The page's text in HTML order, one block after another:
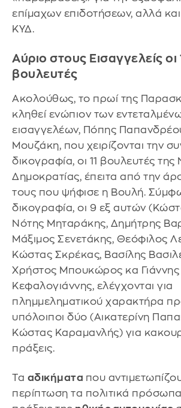
επίμαχων επιδοτήσεων, αλλά και
ΚΥΔ.
Αύριο στους Εισαγγελείς οι
βουλευτές
Ακολούθως, το πρωί της
κληθεί ενώπιον των
εισαγγελέων, Πόπης
Μουζάκη, που χειρίζονται την
δικογραφία, οι 11 βουλευτές της
Δημοκρατίας, έπειτα από την
τους που ψήφισε η Βουλή.
δικογραφία, οι 9 εξ αυτών
Νότης Μηταράκης, Δημήτρης
Μάξιμος Σενετάκης, Θεόφιλος
Κώστας Σκρέκας, Βασίλης
Χρήστος Μπουκώρος κα Γιάννης
Κεφαλογιάννης, ελέγχονται για
πλημμεληματικού χαρακτήρα
υπόλοιποι δύο (Αικατερίνη
Κώστας Καραμανλής) για
πράξεις.
Τα αδικήματα που
περίπτωση τα πολιτικά